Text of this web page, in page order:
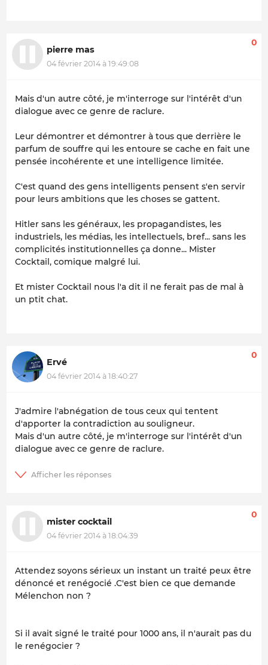
pierre mas
04 février 2014 à 19:49:08
0
Mais d'un autre côté, je m'interroge sur l'intérêt d'un
dialogue avec ce genre de raclure.
Leur démontrer et démontrer à tous que derrière le
parfum de souffre qui les entoure se cache en fait une
pensée incohérente et une intelligence limitée.
C'est quand des gens intelligents pensent s'en servir
pour leurs ambitions que les choses se gattent.
Hitler sans les généraux, les propagandistes, les
industriels, les médias, les intellectuels, bref... sans les
complicités institutionnelles ça donne... Mister
Cocktail, comique malgré lui.
Et mister Cocktail nous l'a dit il ne ferait pas de mal à
un ptit chat.
Ervé
04 février 2014 à 18:40:27
0
J'admire l'abnégation de tous ceux qui tentent
d'apporter la contradiction au souligneur.
Mais d'un autre côté, je m'interroge sur l'intérêt d'un
dialogue avec ce genre de raclure.
mister cocktail
04 février 2014 à 18:04:39
0
Attendez soyons sérieux un instant un traité peux être
dénoncé et renégocié .C'est bien ce que demande
Mélenchon non ?
Si il avait signé le traité pour 1000 ans, il n'aurait pas du
le renégocier ?